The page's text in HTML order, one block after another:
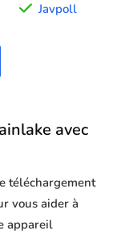
Javpoll
avec
téléchargement
vous aider à
appareil